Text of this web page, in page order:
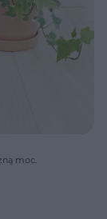
moc.